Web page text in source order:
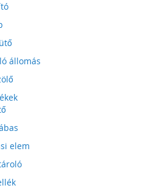
állomás
elem